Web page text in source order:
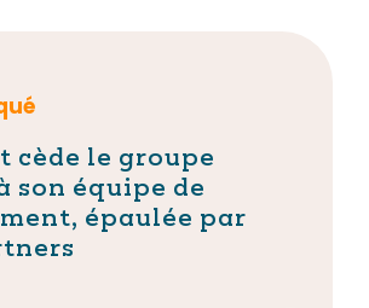
cède le groupe
son équipe de
épaulée par